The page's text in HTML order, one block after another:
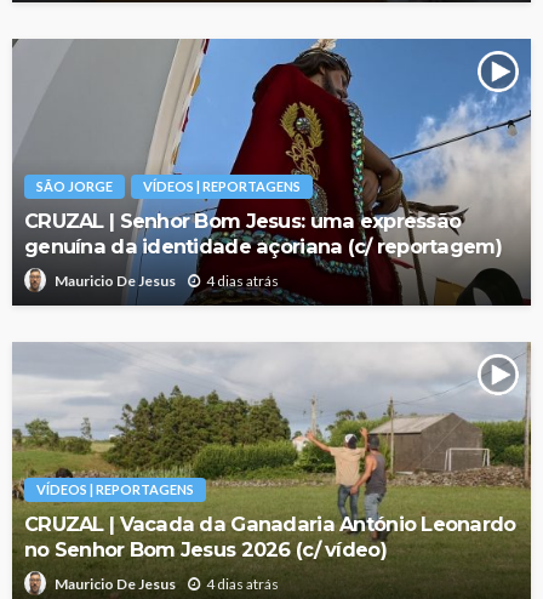
SÃO JORGE VÍDEOS | REPORTAGENS
CRUZAL | Senhor Bom Jesus: uma expressão
genuína da identidade açoriana (c/ reportagem)
Mauricio De Jesus 4 dias atrás
VÍDEOS | REPORTAGENS
CRUZAL | Vacada da Ganadaria António Leonardo
no Senhor Bom Jesus 2026 (c/ vídeo)
Mauricio De Jesus 4 dias atrás